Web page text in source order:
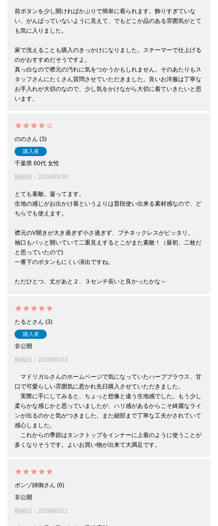
前ボタンを少し開ければかぶりで簡単に着られます。飾りすぎていな
い、がんばっていないように見えて、でもどこか品のある雰囲気がとて
も気に入りました。
家で洗えることも購入のきっかけになりました。スチーマーで仕上げる
のがおすすめだそうですよ。
真っ白なので襟元の汚れに気をつかうかもしれません。そのあたりもス
タッフさんにたくさん質問させていただきました。良いお洋服は丁寧な
お手入れが大切のなので、少し気をかけながら大切に着ていきたいと思
います。
のの 3
購入者
千葉県 60代 女性
投稿日
2026/05/30
とても素敵。凝ってます。
生地の感じがお出かけ着というよりは普段使い出来る素材感なので、ど
ちらでも使えます。
襟元のV開きが大き過ぎず小さ過ぎず、プチネックレスがピッタリ。
袖口もパッと開いていて二重見えするとこがまた素敵！（最初、二枚だ
と思っていたので)
一番下のボタンもにくい演出ですね。
ただひとつ、丈があと２、３センチ長いと良かったかな～
たると 3
購入者
非公開
投稿日
2026/05/23
マドリガルさんのホームページで気になっていたハーブブラウス、甘
口で可愛らしい雰囲気に惹かれ先日購入させていただきました。
実際に手にしてみると、ちょっと想像と違う生地感でした。もう少し
柔らかな感じかと思っていましたが、ハリ感があるからこそ綺麗なライ
ンが出るのかと気がつきました。また細部まで丁寧な工夫がされていて
感心しました。
これからの季節はタンクトップをインナーに上着のように使うことが
多くなりそうです。よいお買い物が出来て大満足です。
ボンゾ姉御
6
非公開
投稿日
2026/05/21